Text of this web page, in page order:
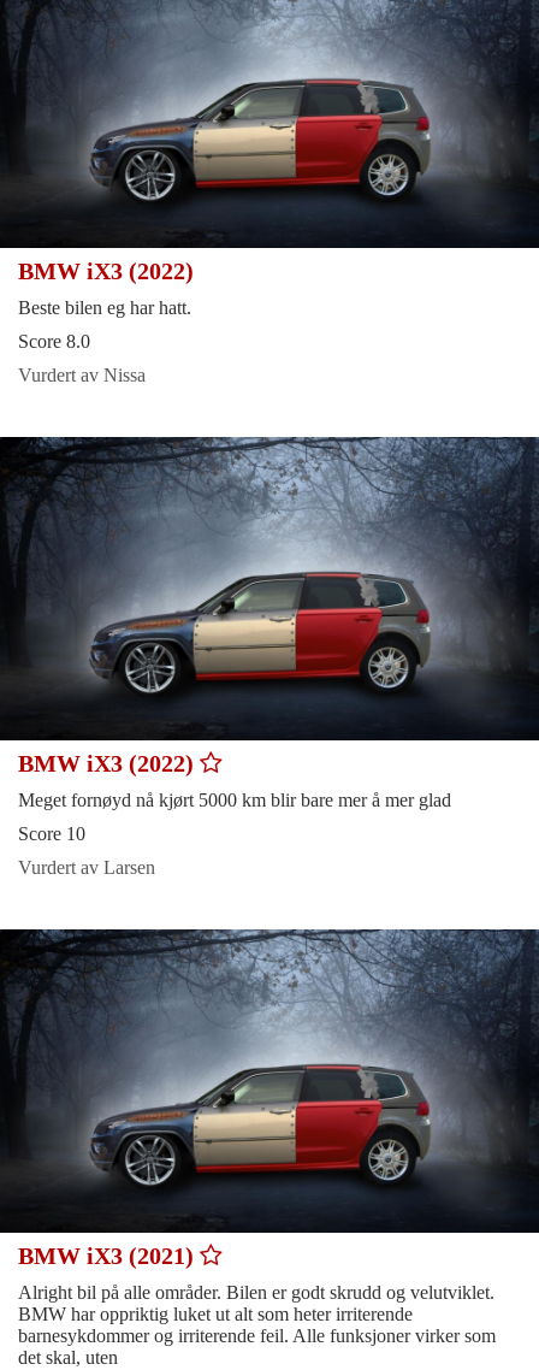
BMW iX3 (2022)
Beste bilen eg har hatt.
Score 8.0
Vurdert av Nissa
BMW iX3 (2022)
Meget fornøyd nå kjørt 5000 km blir bare mer å mer glad
Score 10
Vurdert av Larsen
BMW iX3 (2021)
Alright bil på alle områder. Bilen er godt skrudd og velutviklet.
BMW har oppriktig luket ut alt som heter irriterende
barnesykdommer og irriterende feil. Alle funksjoner virker som
det skal, uten